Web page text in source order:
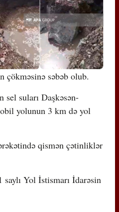
çökməsinə səbəb olub.
sel suları Daşkəsən-
yolunun 3 km də yol
qismən çətinliklər
Yol İstismarı İdarəsin